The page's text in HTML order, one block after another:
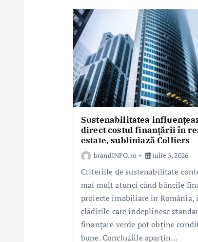
Sustenabilitatea
direct costul finanțării în
estate, subliniază Colliers
brandINFO.ro iulie 5, 2026
Criteriile de sustenabilitate
mai mult atunci când băncile
proiecte imobiliare în România,
clădirile care îndeplinesc
finanțare verde pot obține
bune. Concluziile aparțin…